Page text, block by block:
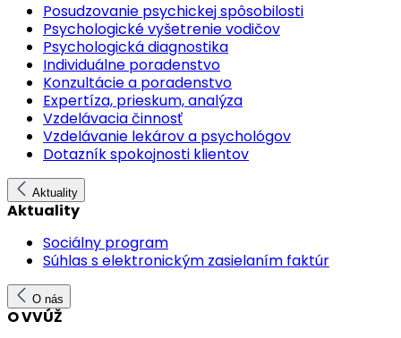
Posudzovanie psychickej spôsobilosti
Psychologické vyšetrenie vodičov
Psychologická diagnostika
Individuálne poradenstvo
Konzultácie a poradenstvo
Expertíza, prieskum, analýza
Vzdelávacia činnosť
Vzdelávanie lekárov a psychológov
Dotazník spokojnosti klientov
Aktuality
Aktuality
Sociálny program
Súhlas s elektronickým zasielaním faktúr
O nás
O VVÚŽ